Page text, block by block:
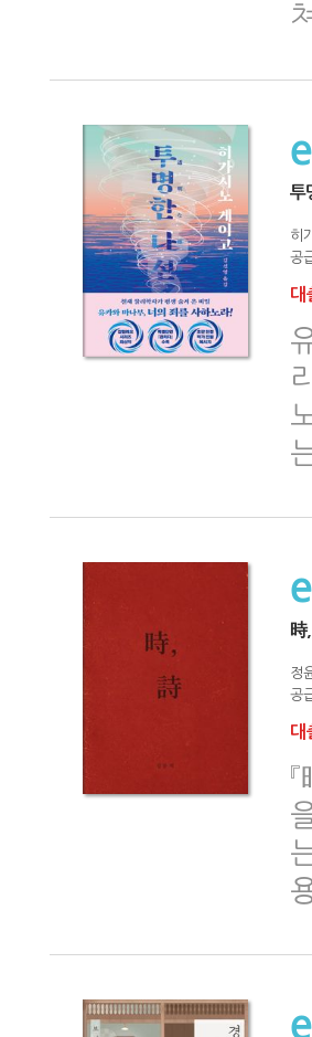
투
히
공
대
時
정
공
대